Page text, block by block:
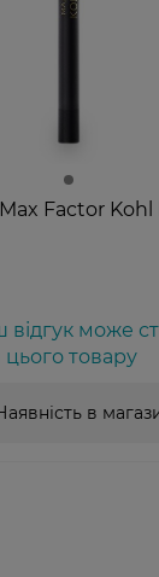
Factor Kohl
відгук може
цього товару
в